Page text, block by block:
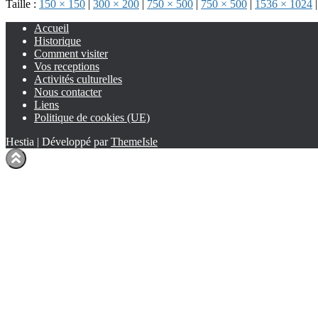
Taille : 150 × 150 | 300 × 200 | 750 × 500 | 750 × 500 | 1536 × 1024 |
Accueil
Historique
Comment visiter
Vos receptions
Activités culturelles
Nous contacter
Liens
Politique de cookies (UE)
Hestia | Développé parThemeIsle